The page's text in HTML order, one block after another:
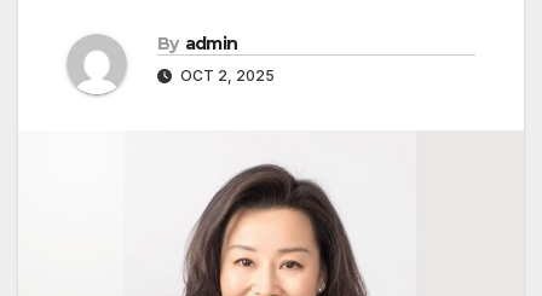
By admin
OCT 2, 2025